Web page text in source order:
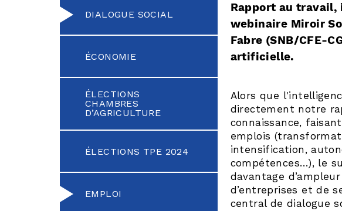
DIALOGUE SOCIAL
ÉCONOMIE
ÉLECTIONS
CHAMBRES
D’AGRICULTURE
ÉLECTIONS TPE 2024
EMPLOI
Rapport au travail,
webinaire Miroir
Fabre (SNB/CFE-
artificielle.
Alors que
directement notre
connaissance,
emplois
intensification,
compétences…), le
davantage
d’entreprises et de
central de dialogue